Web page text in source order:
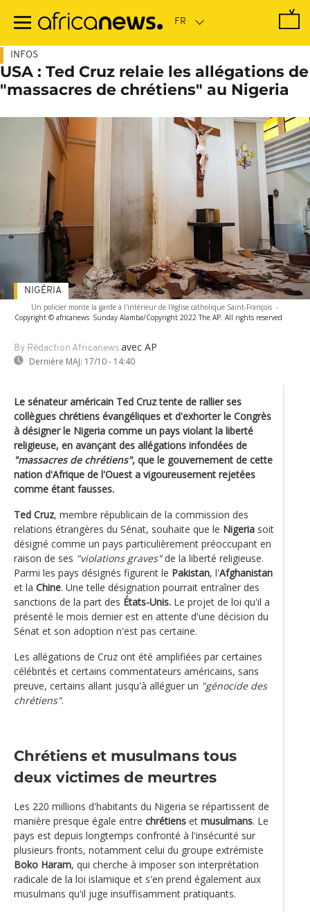
contenu
INFOS
USA : Ted Cruz relaie les allégations de
"massacres de chrétiens" au Nigeria
Un policier monte la garde à l'intérieur de l'église catholique Saint-François -
Copyright © africanews Sunday Alamba/Copyright 2022 The AP. All rights reserved
By Rédaction Africanews avec AP
Dernière MAJ: 17/10 - 14:40
NIGÉRIA
Le sénateur américain Ted Cruz tente de rallier ses
collègues chrétiens évangéliques et d'exhorter le Congrès
à désigner le Nigeria comme un pays violant la liberté
religieuse, en avançant des allégations infondées de
"massacres de chrétiens", que le gouvernement de cette
nation d'Afrique de l'Ouest a vigoureusement rejetées
comme étant fausses.
Ted Cruz, membre républicain de la commission des
relations étrangères du Sénat, souhaite que le Nigeria soit
désigné comme un pays particulièrement préoccupant en
raison de ses "violations graves"de la liberté religieuse.
Parmi les pays désignés figurent le Pakistan, l'Afghanistan
et la Chine. Une telle désignation pourrait entraîner des
sanctions de la part des États-Unis. Le projet de loi qu'il a
présenté le mois dernier est en attente d'une décision du
Sénat et son adoption n'est pas certaine.
Les allégations de Cruz ont été amplifiées par certaines
célébrités et certains commentateurs américains, sans
preuve, certains allant jusqu'à alléguer un "génocide des
chrétiens".
Chrétiens et musulmans tous
deux victimes de meurtres
Les 220 millions d'habitants du Nigeria se répartissent de
manière presque égale entre chrétiens et musulmans. Le
pays est depuis longtemps confronté à l'insécurité sur
plusieurs fronts, notamment celui du groupe extrémiste
Boko Haram, qui cherche à imposer son interprétation
radicale de la loi islamique et s'en prend également aux
musulmans qu'il juge insuffisamment pratiquants.